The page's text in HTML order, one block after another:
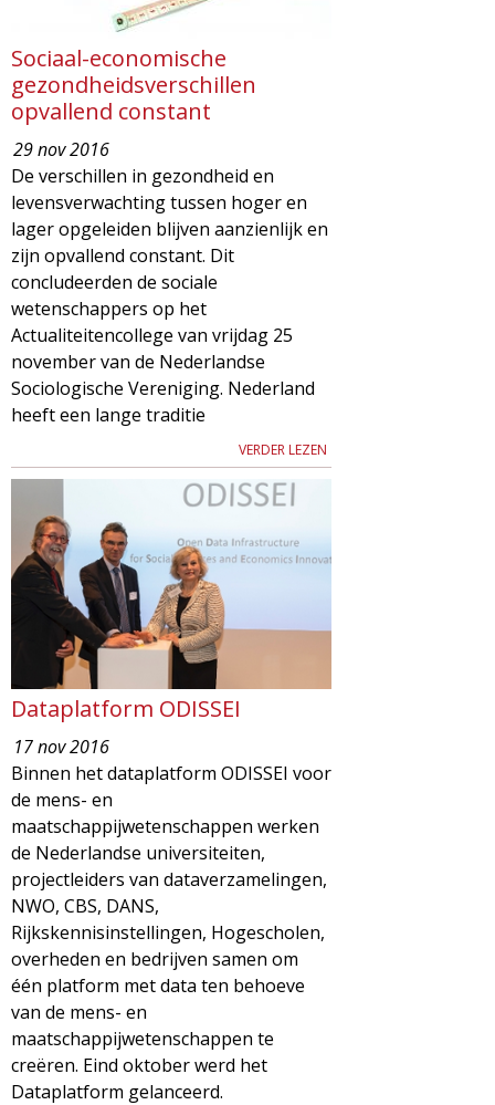
Sociaal-economische
gezondheidsverschillen
opvallend constant
29 nov 2016
De verschillen in gezondheid en
levensverwachting tussen hoger en
lager opgeleiden blijven aanzienlijk en
zijn opvallend constant. Dit
concludeerden de sociale
wetenschappers op het
Actualiteitencollege van vrijdag 25
november van de Nederlandse
Sociologische Vereniging. Nederland
heeft een lange traditie
VERDER LEZEN
Dataplatform ODISSEI
17 nov 2016
Binnen het dataplatform ODISSEI voor
de mens- en
maatschappijwetenschappen werken
de Nederlandse universiteiten,
projectleiders van dataverzamelingen,
NWO, CBS, DANS,
Rijkskennisinstellingen, Hogescholen,
overheden en bedrijven samen om
één platform met data ten behoeve
van de mens- en
maatschappijwetenschappen te
creëren. Eind oktober werd het
Dataplatform gelanceerd.